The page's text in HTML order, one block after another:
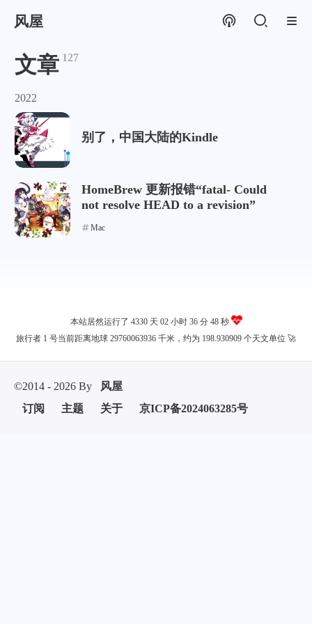
风屋
文章 127
2022
别了，中国大陆的Kindle
HomeBrew 更新报错“fatal- Could
not resolve HEAD to a revision”
Mac
本站居然运行了 4330 天 02 小时 36 分 48 秒
旅行者 1 号当前距离地球 29760063936 千米，约为 198.930909 个天文单位 🚀
©2014 - 2026 By
风屋
订阅
主题 关于 京ICP备2024063285号